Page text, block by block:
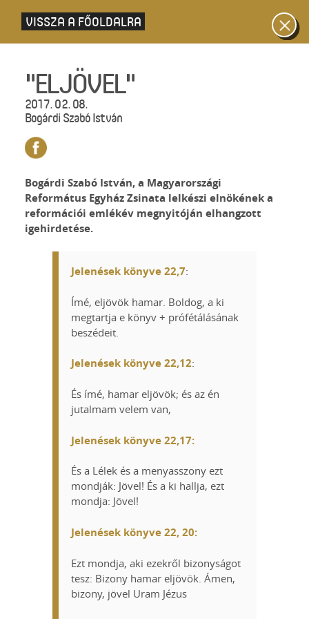
VISSZA A FŐOLDALRA
"ELJÖVEL"
2017. 02. 08.
Bogárdi Szabó István
Bogárdi Szabó István, a Magyarországi
Református Egyház Zsinata lelkészi elnökének a
reformációi emlékév megnyitóján elhangzott
igehirdetése.
Jelenések könyve 22,7:
Ímé, eljövök hamar. Boldog, a ki
megtartja e könyv + prófétálásának
beszédeit.
Jelenések könyve 22,12:
És ímé, hamar eljövök; és az én
jutalmam velem van,
Jelenések könyve 22,17:
És a Lélek és a menyasszony ezt
mondják: Jövel! És a ki hallja, ezt
mondja: Jövel!
Jelenések könyve 22, 20:
Ezt mondja, aki ezekről bizonyságot
tesz: Bizony hamar eljövök. Ámen,
bizony, jövel Uram Jézus